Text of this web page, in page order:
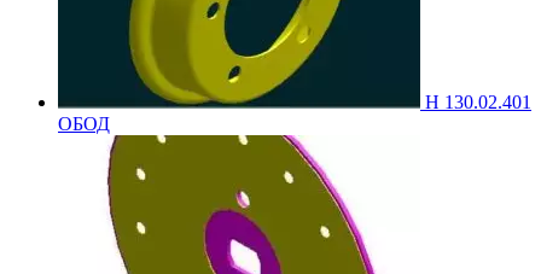
Н 130.02.401
ОБОД